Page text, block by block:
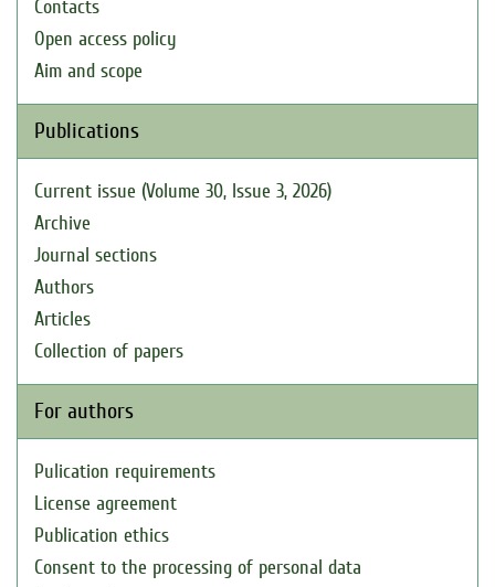
Contacts
Open access policy
Aim and scope
Publications
Current issue (Volume 30, Issue 3, 2026)
Archive
Journal sections
Authors
Articles
Collection of papers
For authors
Pulication requirements
License agreement
Publication ethics
Consent to the processing of personal data